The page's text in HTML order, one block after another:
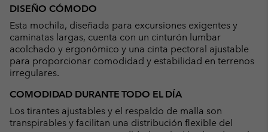
DISEÑO CÓMODO
Esta mochila, diseñada para excursiones exigentes y
caminatas largas, cuenta con un cinturón lumbar
acolchado y ergonómico y una cinta pectoral ajustable
para proporcionar comodidad y estabilidad en terrenos
irregulares.
COMODIDAD DURANTE TODO EL DÍA
Los tirantes ajustables y el respaldo de malla son
transpirables y facilitan una distribución flexible del